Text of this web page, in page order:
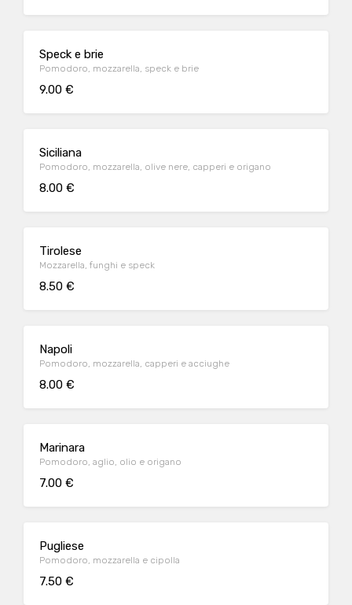
Speck e brie
Pomodoro, mozzarella, speck e brie
9.00 €
Siciliana
Pomodoro, mozzarella, olive nere, capperi e origano
8.00 €
Tirolese
Mozzarella, funghi e speck
8.50 €
Napoli
Pomodoro, mozzarella, capperi e acciughe
8.00 €
Marinara
Pomodoro, aglio, olio e origano
7.00 €
Pugliese
Pomodoro, mozzarella e cipolla
7.50 €